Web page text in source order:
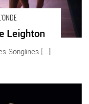
Leighton
Songlines [...]
sortie Danse
d’art